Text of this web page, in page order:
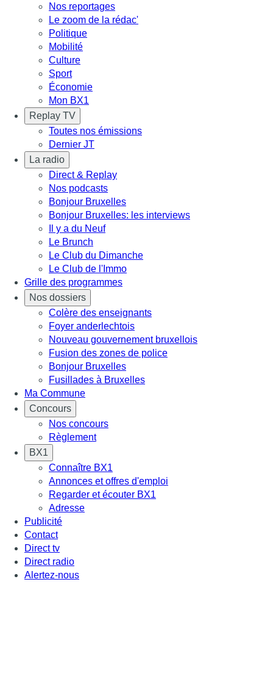
Nos reportages
Le zoom de la rédac'
Politique
Mobilité
Culture
Sport
Économie
Mon BX1
Replay TV
Toutes nos émissions
Dernier JT
La radio
Direct & Replay
Nos podcasts
Bonjour Bruxelles
Bonjour Bruxelles: les interviews
Il y a du Neuf
Le Brunch
Le Club du Dimanche
Le Club de l'Immo
Grille des programmes
Nos dossiers
Colère des enseignants
Foyer anderlechtois
Nouveau gouvernement bruxellois
Fusion des zones de police
Bonjour Bruxelles
Fusillades à Bruxelles
Ma Commune
Concours
Nos concours
Règlement
BX1
Connaître BX1
Annonces et offres d'emploi
Regarder et écouter BX1
Adresse
Publicité
Contact
Direct tv
Direct radio
Alertez-nous